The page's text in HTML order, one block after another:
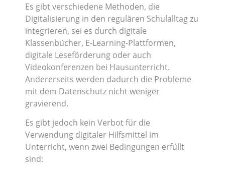
Es gibt verschiedene Methoden, die
Digitalisierung in den regulären Schulalltag zu
integrieren, sei es durch digitale
Klassenbücher, E-Learning-Plattformen,
digitale Leseförderung oder auch
Videokonferenzen bei Hausunterricht.
Andererseits werden dadurch die Probleme
mit dem Datenschutz nicht weniger
gravierend.
Es gibt jedoch kein Verbot für die
Verwendung digitaler Hilfsmittel im
Unterricht, wenn zwei Bedingungen erfüllt
sind: